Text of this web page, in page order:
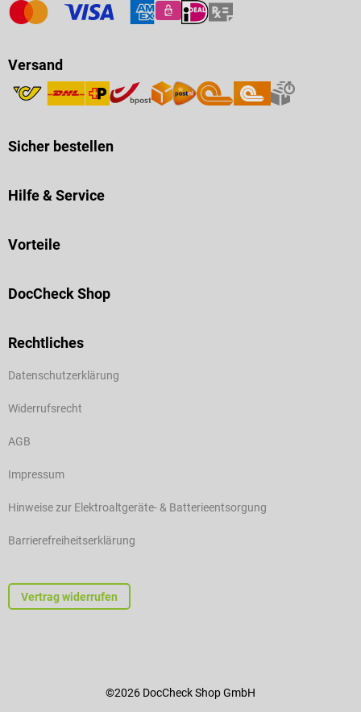
Versand
Sicher bestellen
Hilfe & Service
Vorteile
DocCheck Shop
Rechtliches
Datenschutzerklärung
Widerrufsrecht
AGB
Impressum
Hinweise zur Elektroaltgeräte- & Batterieentsorgung
Barrierefreiheitserklärung
Vertrag widerrufen
©2026 DocCheck Shop GmbH